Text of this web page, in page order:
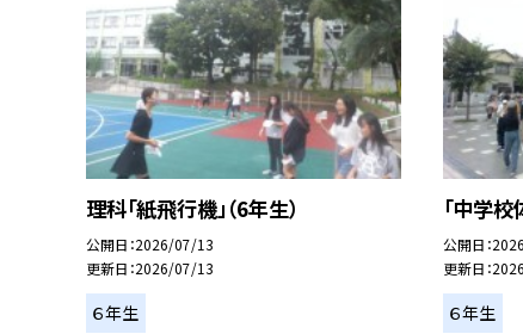
理科「紙飛行機」（6年生）
公開日 2026/07/13
更新日 2026/07/13
６年生
「中学校
公開日
更新日
６年生